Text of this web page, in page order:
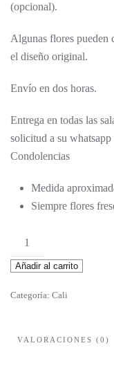
(opcional).
Algunas flores pueden
el diseño original.
Envío en dos horas.
Entrega en todas las
solicitud a su
Condolencias
Medida
Siempre flores
Timoteo
cantidad
Añadir al carrito
Categoría: Cali
VALORACIONES (0)